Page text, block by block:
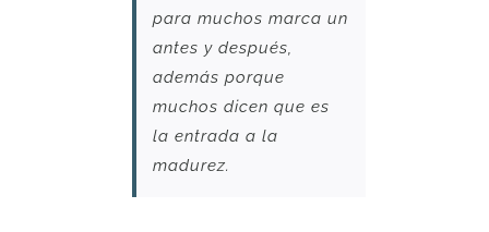
para muchos marca un
antes y después,
además porque
muchos dicen que es
la entrada a la
madurez.